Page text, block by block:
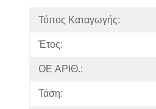
Τόπος Καταγωγής:
Έτος:
OE ΑΡΙΘ.:
Τάση: